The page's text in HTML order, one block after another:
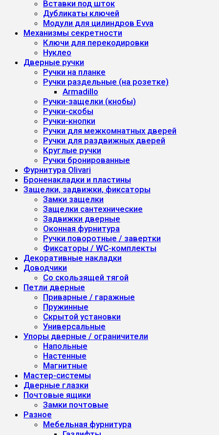
Вставки под шток
Дубликаты ключей
Модули для цилиндров Evva
Механизмы секретности
Ключи для перекодировки
Нуклео
Дверные ручки
Ручки на планке
Ручки раздельные (на розетке)
Armadillo
Ручки-защелки (кнобы)
Ручки-скобы
Ручки-кнопки
Ручки для межкомнатных дверей
Ручки для раздвижных дверей
Круглые ручки
Ручки бронированные
Фурнитура Olivari
Броненакладки и пластины
Защелки, задвижки, фиксаторы
Замки защелки
Защелки сантехнические
Задвижки дверные
Оконная фурнитура
Ручки поворотные / завертки
Фиксаторы / WC-комплекты
Декоративные накладки
Доводчики
Со скользящей тягой
Петли дверные
Приварные / гаражные
Пружинные
Скрытой установки
Универсальные
Упоры дверные / ограничители
Напольные
Настенные
Магнитные
Мастер-системы
Дверные глазки
Почтовые ящики
Замки почтовые
Разное
Мебельная фурнитура